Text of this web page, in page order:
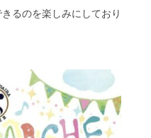
るのを楽しみにしており